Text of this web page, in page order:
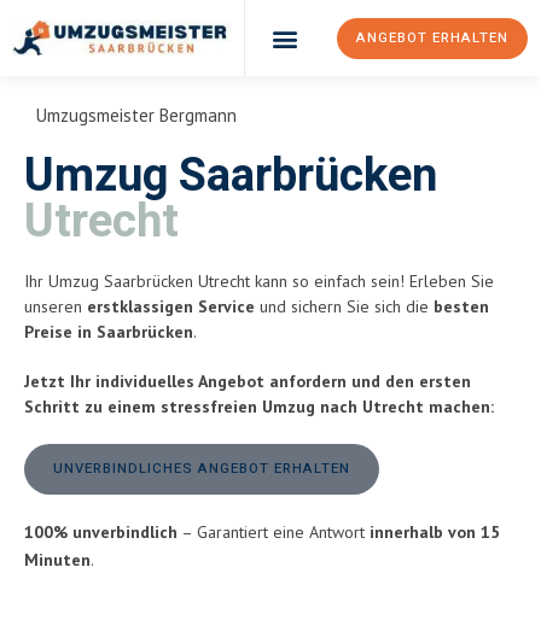
ANGEBOT ERHALTEN
Umzugsmeister Bergmann
Umzug Saarbrücken
Utrecht
Ihr Umzug Saarbrücken Utrecht kann so einfach sein! Erleben Sie
unseren erstklassigen Service und sichern Sie sich die besten
Preise in Saarbrücken.
Jetzt Ihr individuelles Angebot anfordern und den ersten
Schritt zu einem stressfreien Umzug nach Utrecht machen:
UNVERBINDLICHES ANGEBOT ERHALTEN
100% unverbindlich – Garantiert eine Antwort innerhalb von 15
Minuten.